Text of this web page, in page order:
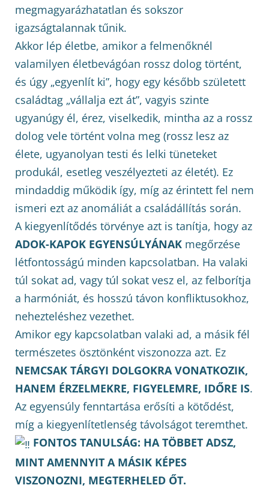
megmagyarázhatatlan és sokszor
igazságtalannak tűnik.
Akkor lép életbe, amikor a felmenőknél
valamilyen életbevágóan rossz dolog történt,
és úgy „egyenlít ki”, hogy egy később született
családtag „vállalja ezt át”, vagyis szinte
ugyanúgy él, érez, viselkedik, mintha az a rossz
dolog vele történt volna meg (rossz lesz az
élete, ugyanolyan testi és lelki tüneteket
produkál, esetleg veszélyezteti az életét). Ez
mindaddig működik így, míg az érintett fel nem
ismeri ezt az anomáliát a családállítás során.
A kiegyenlítődés törvénye azt is tanítja, hogy az
ADOK-KAPOK EGYENSÚLYÁNAK megőrzése
létfontosságú minden kapcsolatban. Ha valaki
túl sokat ad, vagy túl sokat vesz el, az felborítja
a harmóniát, és hosszú távon konfliktusokhoz,
nehezteléshez vezethet.
Amikor egy kapcsolatban valaki ad, a másik fél
természetes ösztönként viszonozza azt. Ez
NEMCSAK TÁRGYI DOLGOKRA VONATKOZIK,
HANEM ÉRZELMEKRE, FIGYELEMRE, IDŐRE IS.
Az egyensúly fenntartása erősíti a kötődést,
míg a kiegyenlítetlenség távolságot teremthet.
FONTOS TANULSÁG: HA TÖBBET ADSZ,
MINT AMENNYIT A MÁSIK KÉPES
VISZONOZNI, MEGTERHELED ŐT.